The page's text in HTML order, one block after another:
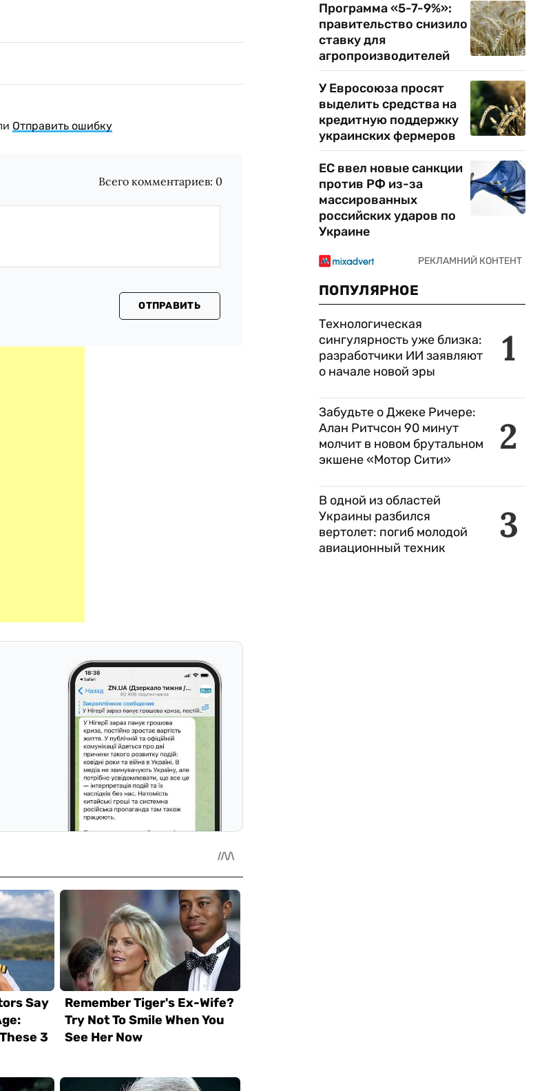
Отправить ошибку
Всего комментариев: 0
ОТПРАВИТЬ
Программа «5-7-9%»:
правительство снизило
ставку для
агропроизводителей
У Евросоюза просят
выделить средства на
кредитную поддержку
украинских фермеров
ЕС ввел новые санкции
против РФ из-за
массированных
российских ударов по
Украине
ПОПУЛЯРНОЕ
1
Технологическая
сингулярность уже близка:
разработчики ИИ заявляют
о начале новой эры
2
Забудьте о Джеке Ричере:
Алан Ритчсон 90 минут
молчит в новом брутальном
экшене «Мотор Сити»
3
В одной из областей
Украины разбился
вертолет: погиб молодой
авиационный техник